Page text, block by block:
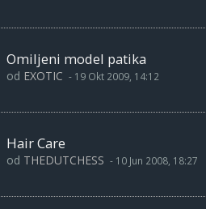
Omiljeni model patika
od EXOTIC - 19 Okt 2009, 14:12
Hair Care
od THEDUTCHESS - 10 Jun 2008, 18:27